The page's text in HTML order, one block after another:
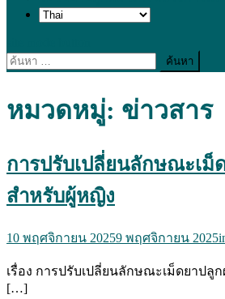
ค้นหา
หมวดหมู่: ข่าวสาร
การปรับเปลี่ยนลักษณะเม็
สำหรับผู้หญิง
10 พฤศจิกายน 20259 พฤศจิกายน 2025
เรื่อง การปรับเปลี่ยนลักษณะเม็ดยาปลู
[…]